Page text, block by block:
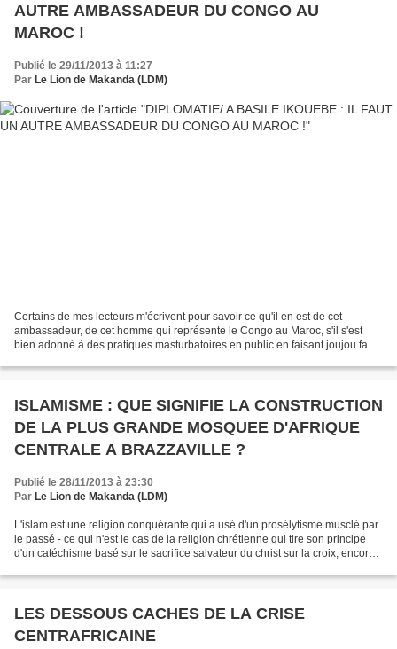
AUTRE AMBASSADEUR DU CONGO AU
MAROC !
Publié le 29/11/2013 à 11:27
Par Le Lion de Makanda (LDM)
Certains de mes lecteurs m'écrivent pour savoir ce qu'il en est de cet
ambassadeur, de cet homme qui représente le Congo au Maroc, s'il s'est
bien adonné à des pratiques masturbatoires en public en faisant joujou face
ISLAMISME : QUE SIGNIFIE LA CONSTRUCTION
DE LA PLUS GRANDE MOSQUEE D'AFRIQUE
CENTRALE A BRAZZAVILLE ?
Publié le 28/11/2013 à 23:30
Par Le Lion de Makanda (LDM)
L'islam est une religion conquérante qui a usé d'un prosélytisme musclé par
le passé - ce qui n'est le cas de la religion chrétienne qui tire son principe
d'un catéchisme basé sur le sacrifice salvateur du christ sur la croix, encore
LES DESSOUS CACHES DE LA CRISE
CENTRAFRICAINE